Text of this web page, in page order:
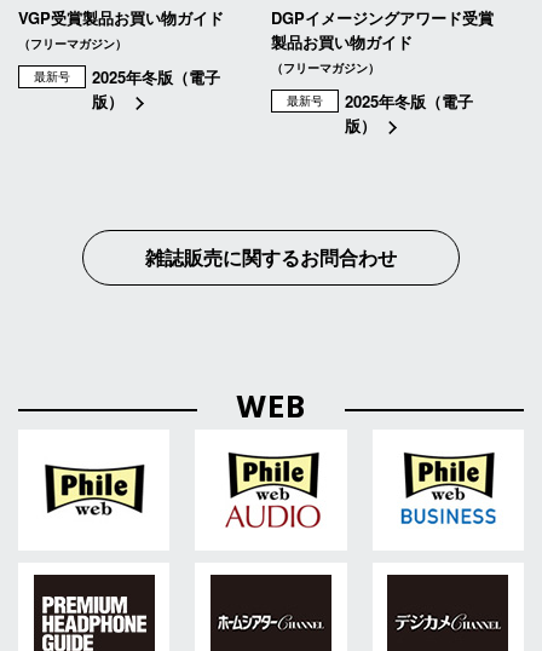
VGP受賞製品お買い物ガイド
（フリーマガジン）
最新号
2025年冬版（電子
版）
DGPイメージングアワード受賞
製品お買い物ガイド
（フリーマガジン）
最新号
2025年冬版（電子
版）
雑誌販売に関するお問合わせ
WEB